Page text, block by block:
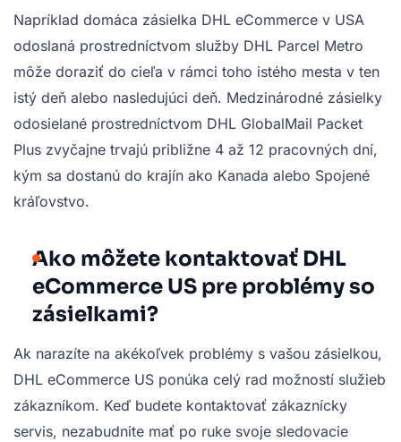
Napríklad domáca zásielka DHL eCommerce v USA
odoslaná prostredníctvom služby DHL Parcel Metro
môže doraziť do cieľa v rámci toho istého mesta v ten
istý deň alebo nasledujúci deň. Medzinárodné zásielky
odosielané prostredníctvom DHL GlobalMail Packet
Plus zvyčajne trvajú približne 4 až 12 pracovných dní,
kým sa dostanú do krajín ako Kanada alebo Spojené
kráľovstvo.
Ako môžete kontaktovať DHL
eCommerce US pre problémy so
zásielkami?
Ak narazíte na akékoľvek problémy s vašou zásielkou,
DHL eCommerce US ponúka celý rad možností služieb
zákazníkom. Keď budete kontaktovať zákaznícky
servis, nezabudnite mať po ruke svoje sledovacie